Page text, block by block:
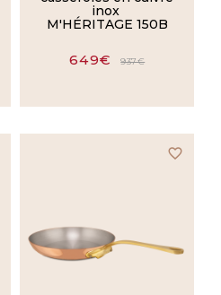
inox
M'HÉRITAGE 150B
649€ 937€
favorite_border